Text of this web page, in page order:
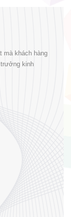
mà khách hàng
kinh